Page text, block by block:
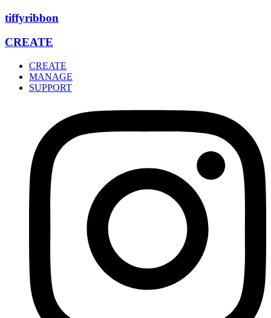
Zum
Inhalt
wechseln
tiffyribbon
CREATE
CREATE
MANAGE
SUPPORT